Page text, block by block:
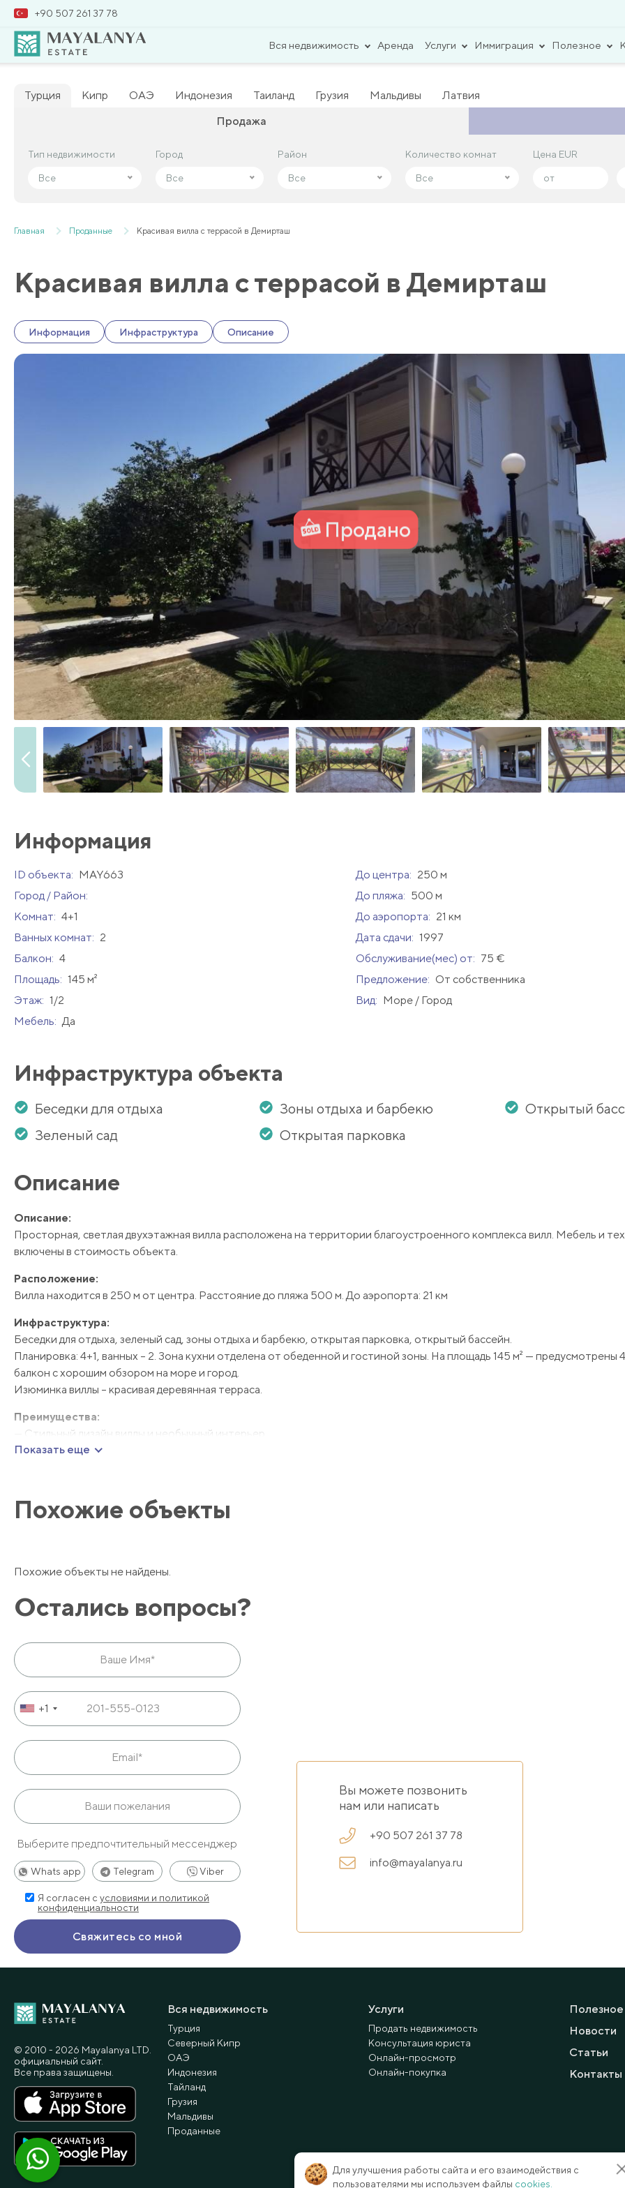
+90 507 261 37 78
Вся недвижимость Аренда Услуги Иммиграция Полезное
Турция Кипр ОАЭ Индонезия Таиланд Грузия Мальдивы
Латвия
Продажа
Тип недвижимости
Все
Город
Все
Район
Все
Количество комнат
Все
Цена EUR
Тип недвижимости
Все
Город
Все
Район
Все
Количество комнат
Все
Цена EUR
Главная Проданные Красивая вилла с террасой в Демирташ
Красивая вилла с террасой в Демирташ
Информация Инфраструктура Описание
Продано
Информация
ID объекта: MAY663 До центра: 250 м
Город / Район:
До пляжа: 500 м
Комнат: 4+1 До аэропорта: 21 км
Ванных комнат: 2 Дата сдачи: 1997
Балкон: 4 Обслуживание(мес) от: 75 €
Площадь: 145 м² Предложение: От собственника
Этаж: 1/2 Вид: Море / Город
Мебель: Да
Инфраструктура объекта
Беседки для отдыха
Зеленый сад
Зоны отдыха и барбекю
Открытая парковка
Открытый
Описание
Описание:
Просторная, светлая двухэтажная вилла расположена на территории благоустроенного комплекса вилл. Мебель и
включены в стоимость объекта.
Расположение:
Вилла находится в 250 м от центра. Расстояние до пляжа 500 м. До аэропорта: 21 км
Инфраструктура:
Беседки для отдыха, зеленый сад, зоны отдыха и барбекю, открытая парковка, открытый бассейн.
Планировка: 4+1, ванных – 2. Зона кухни отделена от обеденной и гостиной зоны. На площадь 145 м² — предусмотрены
балкон с хорошим обзором на море и город.
Изюминка виллы – красивая деревянная терраса.
Преимущества:
— Стильный дизайн виллы и необычный интерьер
— Большая стильная изолированная кухня с полной комплектацией техники и мебели.
Чтобы узнать подробную информацию об объекте обращайтесь к нашим менеджерам.
Показать еще
Похожие объекты
Похожие объекты не найдены.
Остались вопросы?
+1
Выберите предпочтительный мессенджер
Whats app Telegram Viber
Я согласен с условиями и политикой
конфиденциальности
Вы можете позвонить
нам или написать
+90 507 261 37 78
info@mayalanya.ru
Вся недвижимость
Турция
Северный Кипр
ОАЭ
Индонезия
Тайланд
Грузия
Мальдивы
Проданные
Услуги
Продать недвижимость
Консультация юриста
Онлайн-просмотр
Онлайн-покупка
Полезное
Новости
Статьи
Контакты
© 2010 - 2026 Мayalanya LTD.
официальный сайт.
Все права защищены.
Для улучшения работы сайта и его взаимодействия с
пользователями мы используем файлы cookies.